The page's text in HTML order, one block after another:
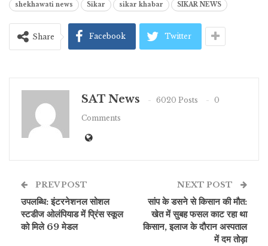
shekhawati news
Sikar sikar khabar SIKAR NEWS
Share Facebook Twitter
SAT News 6020 Posts
0
Comments
PREV POST
उपलब्धि: इंटरनेशनल सोशल
स्टडीज ओलंपियाड में प्रिंस स्कूल
को मिले 69 मेडल
NEXT POST
सांप के डसने से किसान की मौत:
खेत में सुबह फसल काट रहा था
किसान, इलाज के दौरान अस्पताल
में दम तोड़ा